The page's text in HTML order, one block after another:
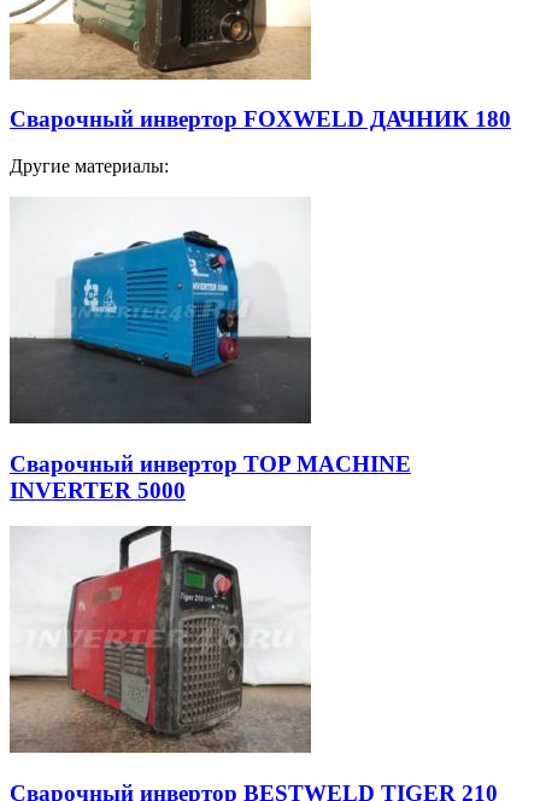
Сварочный инвертор FOXWELD ДАЧНИК 180
Другие материалы:
Сварочный инвертор TOP MACHINE
INVERTER 5000
Сварочный инвертор BESTWELD TIGER 210